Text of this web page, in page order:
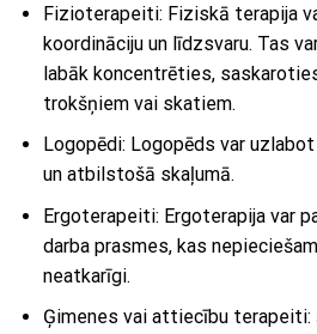
Fizioterapeiti: Fiziskā terapija
koordināciju un līdzsvaru. Tas
labāk koncentrēties,
trokšņiem vai skatiem.
Logopēdi: Logopēds var
un atbilstošā skaļumā.
Ergoterapeiti: Ergoterapija var
darba prasmes, kas
neatkarīgi.
Ģimenes vai attiecību terapeiti: